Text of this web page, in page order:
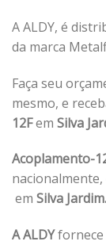
A ALDY, é
da marca
Faça seu
mesmo, e
12Fem Silva
Acoplamento-
em Silva Jardim.
A ALDYfornece